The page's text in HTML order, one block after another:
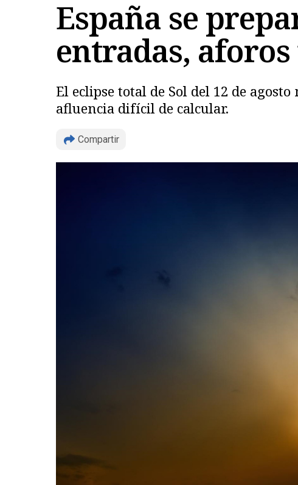
España se
entradas,
El eclipse total de Sol del 12 de
afluencia difícil de calcular.
Compartir